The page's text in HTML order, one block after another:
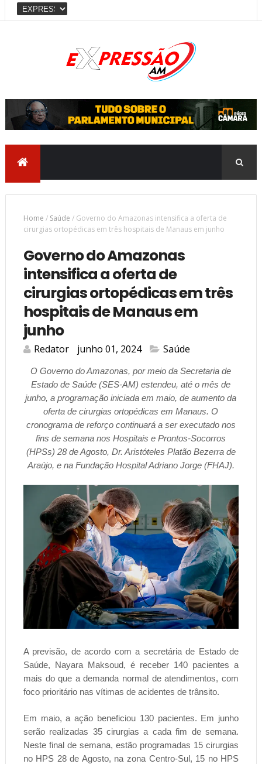
Home / Saúde / Governo do Amazonas intensifica a oferta de
cirurgias ortopédicas em três hospitais de Manaus em junho
Governo do Amazonas
intensifica a oferta de
cirurgias ortopédicas em três
hospitais de Manaus em
junho
Redator junho 01, 2024 Saúde
O Governo do Amazonas, por meio da Secretaria de
Estado de Saúde (SES-AM) estendeu, até o mês de
junho, a programação iniciada em maio, de aumento da
oferta de cirurgias ortopédicas em Manaus. O
cronograma de reforço continuará a ser executado nos
fins de semana nos Hospitais e Prontos-Socorros
(HPSs) 28 de Agosto, Dr. Aristóteles Platão Bezerra de
Araújo, e na Fundação Hospital Adriano Jorge (FHAJ).
A previsão, de acordo com a secretária de Estado de
Saúde, Nayara Maksoud, é receber 140 pacientes a
mais do que a demanda normal de atendimentos, com
foco prioritário nas vítimas de acidentes de trânsito.
Em maio, a ação beneficiou 130 pacientes. Em junho
serão realizadas 35 cirurgias a cada fim de semana.
Neste final de semana, estão programadas 15 cirurgias
no HPS 28 de Agosto, na zona Centro-Sul, 15 no HPS